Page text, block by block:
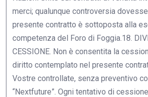
merci; qualunque controversia
presente contratto è sottoposta alla
competenza del Foro di Foggia.18.
CESSIONE. Non è consentita la
diritto contemplato nel presente
Vostre controllate, senza preventivo
“Nextfuture”. Ogni tentativo di